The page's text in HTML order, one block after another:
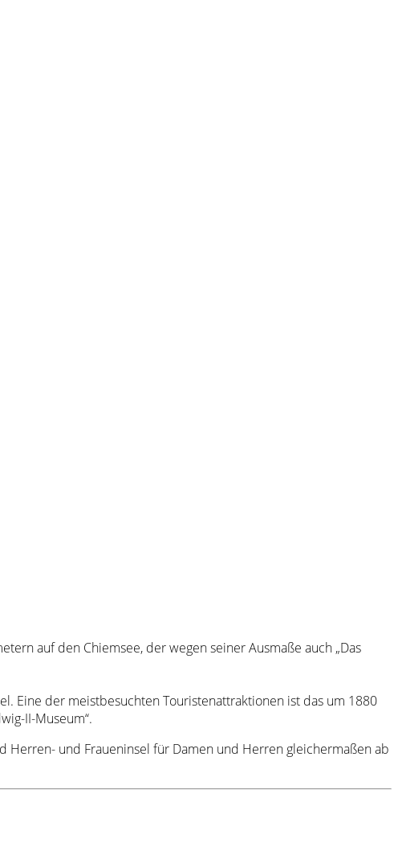
auf den Chiemsee, der wegen seiner Ausmaße auch „Das
Eine der meistbesuchten Touristenattraktionen ist das um 1880
II-Museum“.
und Fraueninsel für Damen und Herren gleichermaßen ab